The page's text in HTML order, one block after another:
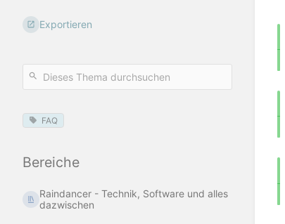
Exportieren
FAQ
Bereiche
Raindancer - Technik, Software und alles
dazwischen